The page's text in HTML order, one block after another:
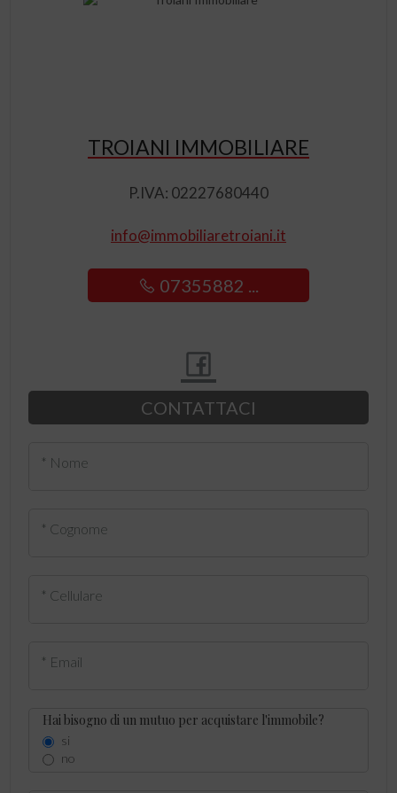
TROIANI IMMOBILIARE
P.IVA: 02227680440
info@immobiliaretroiani.it
07355882 ...
CONTATTACI
* Nome
* Cognome
* Cellulare
* Email
Hai bisogno di un mutuo per acquistare l'immobile?
si
no